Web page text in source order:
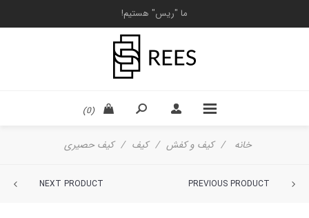
ما "ریس" هستیم!
(0)
خانه / کیف و کفش / کیف / کیف حصیری
PREVIOUS PRODUCT
NEXT PRODUCT